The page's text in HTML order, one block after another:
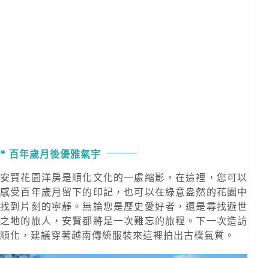
百年歲月後優雅氣宇
安賢花園洋房是順化文化的一處縮影，在這裡，您可以
感受百年歲月留下的印記，也可以在綠意盎然的花園中
找到片刻的寧靜。無論您是歷史愛好者，還是尋找避世
之地的旅人，安賢都將是一次難忘的旅程。下一次造訪
順化，建議穿著越南傳統服裝來這裡拍出古樸氣質。